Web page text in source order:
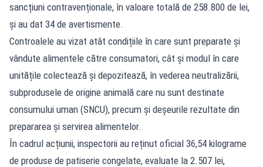
sancțiuni contravenționale, în valoare totală de 258.800 de lei,
și au dat 34 de avertismente.
Controalele au vizat atât condițiile în care sunt preparate și
vândute alimentele către consumatori, cât și modul în care
unitățile colectează și depozitează, în vederea neutralizării,
subprodusele de origine animală care nu sunt destinate
consumului uman (SNCU), precum și deșeurile rezultate din
prepararea și servirea alimentelor.
În cadrul acțiunii, inspectorii au reținut oficial 36,54 kilograme
de produse de patiserie congelate, evaluate la 2.507 lei,